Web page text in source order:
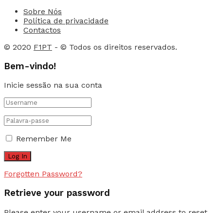
Sobre Nós
Política de privacidade
Contactos
© 2020 F1PT - © Todos os direitos reservados.
Bem-vindo!
Inicie sessão na sua conta
Remember Me
Forgotten Password?
Retrieve your password